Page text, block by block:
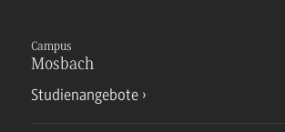
Campus
Mosbach
Studienangebote